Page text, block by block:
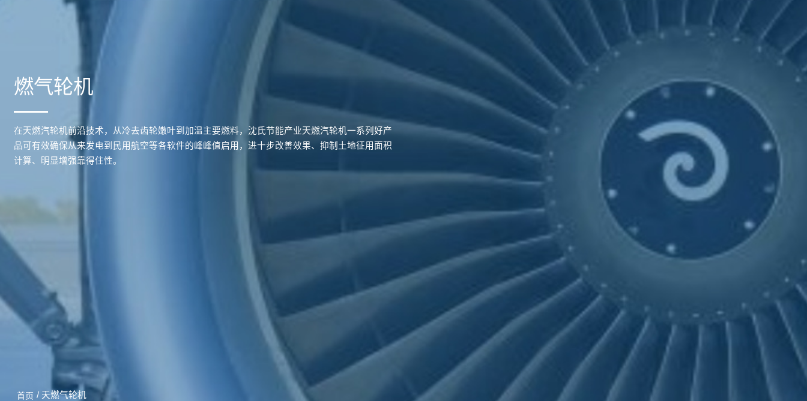
燃气轮机
在天燃汽轮机前沿技术，从冷去齿轮嫩叶到加温主要燃料，沈氏节能产业天燃汽轮机一系列好产
品可有效确保从来发电到民用航空等各软件的峰峰值启用，进十步改善效果、抑制土地征用面积
计算、明显增强靠得住性。
首页 / 天燃气轮机